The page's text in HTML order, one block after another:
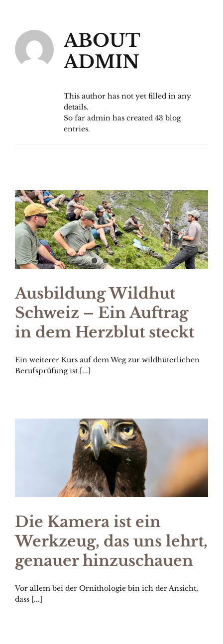
ABOUT
ADMIN
This author has not yet filled in any
details.
So far admin has created 43 blog
entries.
Ausbildung Wildhut
Schweiz – Ein Auftrag
in dem Herzblut steckt
Ein weiterer Kurs auf dem Weg zur wildhüterlichen
Berufsprüfung ist [...]
Die Kamera ist ein
Werkzeug, das uns lehrt,
genauer hinzuschauen
Vor allem bei der Ornithologie bin ich der Ansicht,
dass [...]